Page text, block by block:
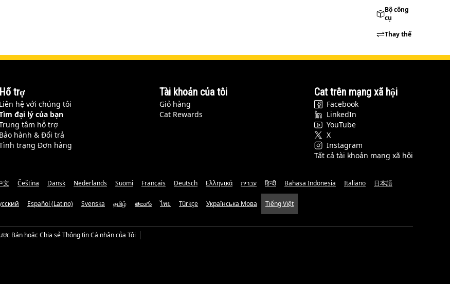
Bộ công
cụ
Thay thế
Hỗ trợ
Liên hệ với chúng tôi
đại lý của bạn
tâm hỗ trợ
Bảo hành & Đổi trả
trạng Đơn hàng
Tài khoản của tôi
Giỏ hàng
Cat Rewards
Cat trên mạng xã hội
Facebook
LinkedIn
YouTube
X
Instagram
Tất cả tài khoản mạng xã hội
文 Čeština Dansk Nederlands Suomi Français Deutsch Ελληνικά עברית हिन्दी Bahasa Indonesia Italiano 日本語
Español (Latino) Svenska தமிழ் తెలుగు ไทย Türkçe Українська Мова Tiếng Việt
Bán hoặc Chia sẻ Thông tin Cá nhân của Tôi